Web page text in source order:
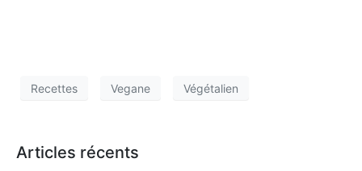
Recettes Vegane Végétalien
Articles récents